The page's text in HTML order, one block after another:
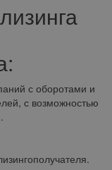
с оборотами и
с возможностью